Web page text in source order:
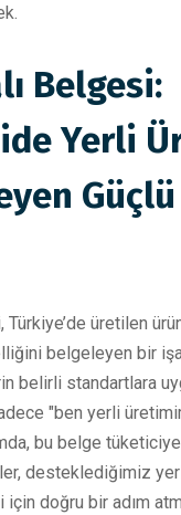
Belgesi:
Yerli
Türkiye’de üretilen
belgeleyen bir
belirli standartlara
"ben yerli
bu belge
desteklediğimiz
doğru bir adım